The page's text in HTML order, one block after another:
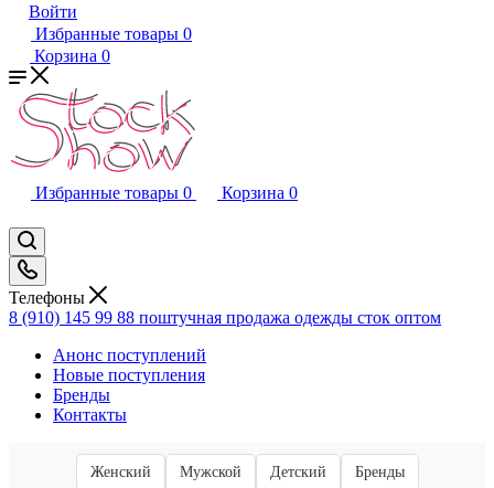
Войти
Избранные товары 0
Корзина 0
Избранные товары 0 Корзина 0
Телефоны
8 (910) 145 99 88 поштучная продажа одежды сток оптом
Анонс поступлений
Новые поступления
Бренды
Контакты
Женский Мужской Детский Бренды